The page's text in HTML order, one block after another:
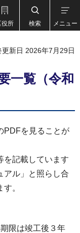
役所 検索 メニュー
更新日 2026年7月29日
一覧（令和
PDFを見ることが
を記載しています
アル」と照らし合
。
限は竣工後３年